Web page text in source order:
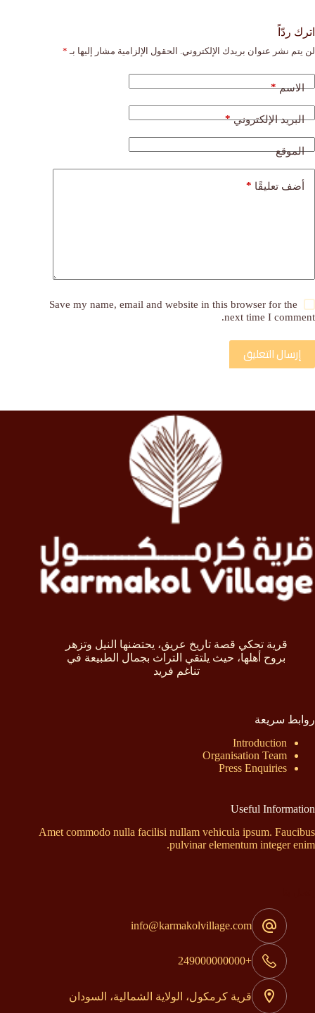
اترك ردّاً
لن يتم نشر عنوان بريدك الإلكتروني. الحقول الإلزامية مشار إليها بـ *
الاسم*
البريد الإلكتروني*
الموقع
أضف تعليقًا *
Save my name, email and website in this browser for the
next time I comment.
إرسال التعليق
قرية تحكي قصة تاريخ عريق، يحتضنها النيل وتزهر
بروح أهلها، حيث يلتقي التراث بجمال الطبيعة في
تناغم فريد
روابط سريعة
Introduction
Organisation Team
Press Enquiries
Useful Information
Amet commodo nulla facilisi nullam vehicula ipsum. Faucibus
pulvinar elementum integer enim.
info@karmakolvillage.com
+249000000000
قرية كرمكول، الولاية الشمالية، السودان